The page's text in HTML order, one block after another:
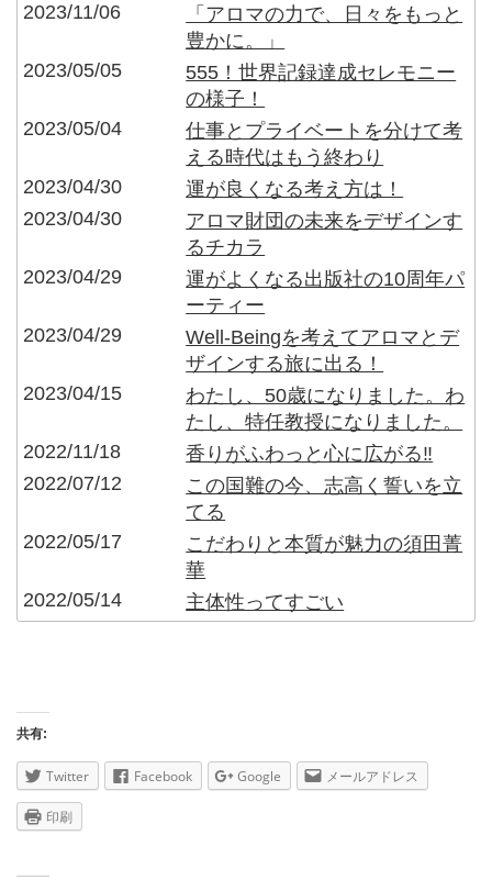
2023/11/06
「アロマの力で、日々をもっと
豊かに。」
2023/05/05
555！世界記録達成セレモニー
の様子！
2023/05/04
仕事とプライベートを分けて考
える時代はもう終わり
2023/04/30
運が良くなる考え方は！
2023/04/30
アロマ財団の未来をデザインす
るチカラ
2023/04/29
運がよくなる出版社の10周年パ
ーティー
2023/04/29
Well-Beingを考えてアロマとデ
ザインする旅に出る！
2023/04/15
わたし、50歳になりました。わ
たし、特任教授になりました。
2022/11/18
香りがふわっと心に広がる‼︎
2022/07/12
この国難の今、志高く誓いを立
てる
2022/05/17
こだわりと本質が魅力の須田菁
華
2022/05/14
主体性ってすごい
共有:
Twitter Facebook Google メールアドレス
印刷